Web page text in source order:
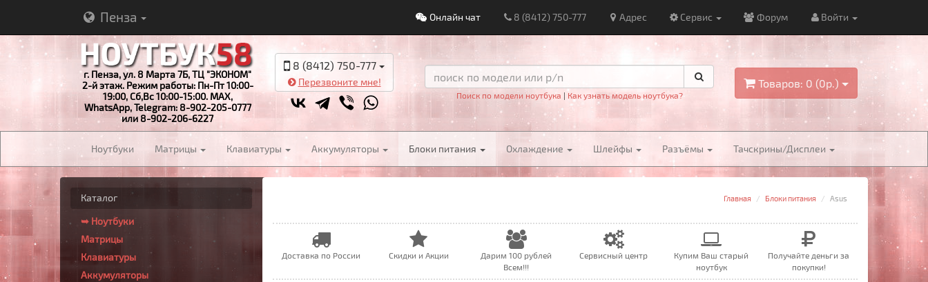
Пенза Онлайн чат 8 (8412) 750-777 Адрес Сервис Форум Войти
г. Пенза, ул. 8 Марта 7Б, ТЦ "ЭКОНОМ"
2-й этаж. Режим работы: Пн-Пт 10:00-
19:00, Сб,Вс 10:00-15:00. MAX,
WhatsApp, Telegram: 8-902-205-0777
или 8-902-206-6227
8 (8412) 750-777
Перезвоните мне!
Поиск по модели ноутбука | Как узнать модель ноутбука?
Товаров: 0 (0р.)
Ноутбуки Матрицы Клавиатуры Аккумуляторы Блоки питания Охлаждение Шлейфы Разъёмы Тачскрины/Дисплеи
Каталог
➥ Ноутбуки
Матрицы
Клавиатуры
Аккумуляторы
Главная Блоки питания Asus
Доставка по России Скидки и Акции
Дарим 100 рублей
Всем!!!
Сервисный центр
Купим Ваш старый
ноутбук
Получайте деньги за
покупки!